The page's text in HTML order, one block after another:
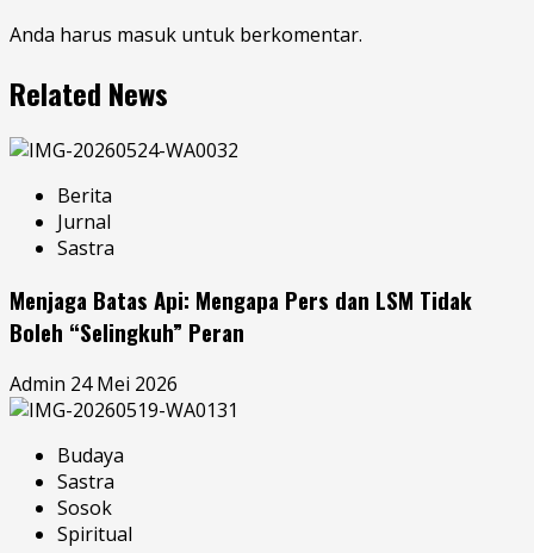
Anda harus masuk untuk berkomentar.
Related News
Berita
Jurnal
Sastra
Menjaga Batas Api: Mengapa Pers dan LSM Tidak
Boleh “Selingkuh” Peran
Admin 24 Mei 2026
Budaya
Sastra
Sosok
Spiritual